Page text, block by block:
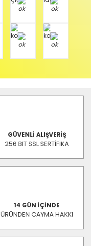
GÜVENLİ ALIŞVERİŞ
256 BIT SSL SERTİFİKA
14 GÜN İÇİNDE
ÜRÜNDEN CAYMA HAKKI